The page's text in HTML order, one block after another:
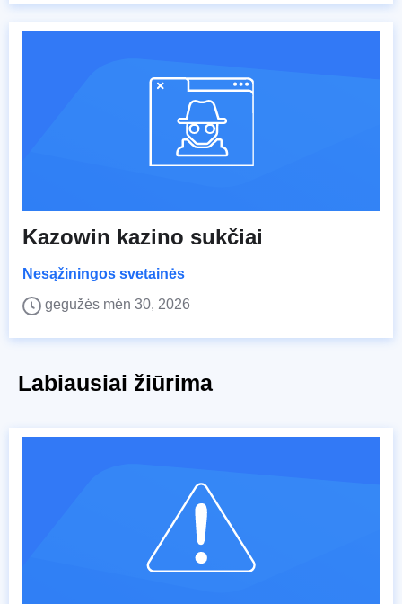
Kazowin kazino sukčiai
Nesąžiningos svetainės
gegužės mėn 30, 2026
Labiausiai žiūrima